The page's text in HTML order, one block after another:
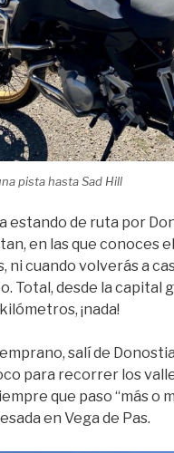
pista hasta Sad Hill
estando de ruta por
en las que conoces
ni cuando volverás a
Total, desde la capital
¡nada!
salí de
para recorrer los
que paso “más o
en Vega de Pas.